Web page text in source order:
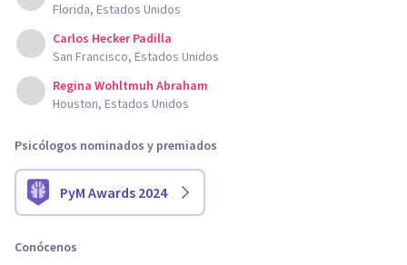
Florida, Estados Unidos
Carlos Hecker Padilla
San Francisco, Estados Unidos
Regina Wohltmuh Abraham
Houston, Estados Unidos
Psicólogos nominados y premiados
PyM Awards 2024
Conócenos